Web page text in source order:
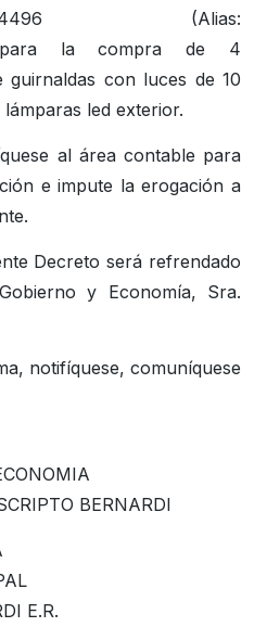
(Alias:
para la compra de 4
guirnaldas con luces de 10
led exterior.
al área contable para
e impute la erogación a
Decreto será refrendado
y Economía, Sra.
notifíquese, comuníquese
BERNARDI
E.R.